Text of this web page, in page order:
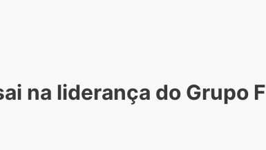
na liderança do Grupo F